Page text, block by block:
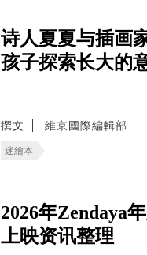
诗人夏夏与插画
孩子探索长大的
撰文 維京國際編輯部
迷繪本
2026年Zendaya
上映资讯整理